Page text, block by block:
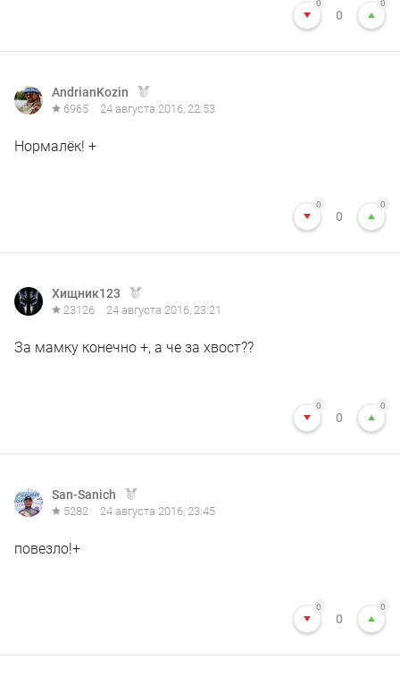
0
0
0
AndrianKozin
6965 24 августа 2016, 22:53
Нормалёк! +
0
0
0
Хищник123
23126 24 августа 2016, 23:21
За мамку конечно +, а че за хвост??
0
0
0
San-Sanich
5282 24 августа 2016, 23:45
повезло!+
0
0
0